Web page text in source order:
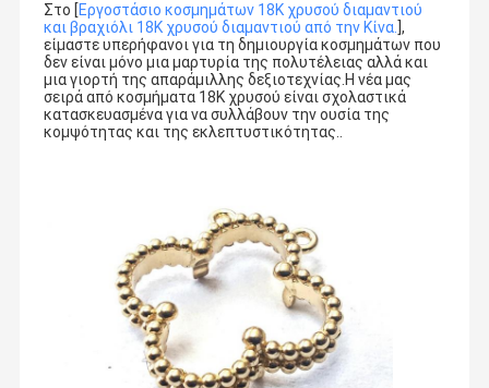
Στο [Εργοστάσιο κοσμημάτων 18K χρυσού διαμαντιού
και βραχιόλι 18K χρυσού διαμαντιού από την Κίνα. ],
είμαστε υπερήφανοι για τη δημιουργία κοσμημάτων που
δεν είναι μόνο μια μαρτυρία της πολυτέλειας αλλά και
μια γιορτή της απαράμιλλης δεξιοτεχνίας.Η νέα μας
σειρά από κοσμήματα 18K χρυσού είναι σχολαστικά
κατασκευασμένα για να συλλάβουν την ουσία της
κομψότητας και της εκλεπτυστικότητας..